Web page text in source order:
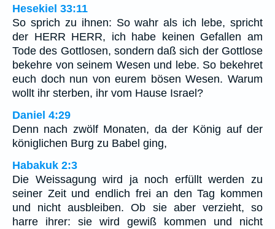
Hesekiel 33:11
So sprich zu ihnen: So wahr als ich lebe, spricht
der HERR HERR, ich habe keinen Gefallen am
Tode des Gottlosen, sondern daß sich der Gottlose
bekehre von seinem Wesen und lebe. So bekehret
euch doch nun von eurem bösen Wesen. Warum
wollt ihr sterben, ihr vom Hause Israel?
Daniel 4:29
Denn nach zwölf Monaten, da der König auf der
königlichen Burg zu Babel ging,
Habakuk 2:3
Die Weissagung wird ja noch erfüllt werden zu
seiner Zeit und endlich frei an den Tag kommen
und nicht ausbleiben. Ob sie aber verzieht, so
harre ihrer: sie wird gewiß kommen und nicht